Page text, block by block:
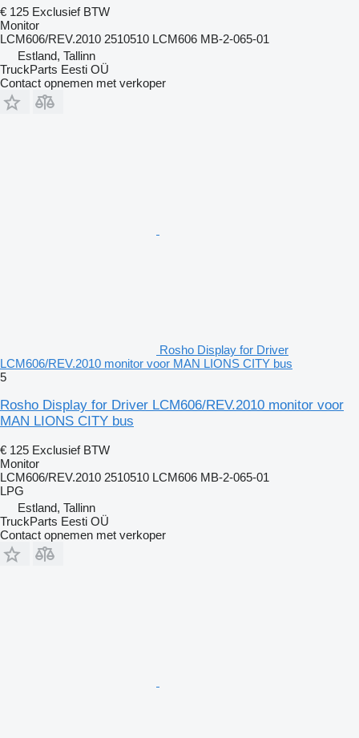
€ 125 Exclusief BTW
Monitor
LCM606/REV.2010 2510510 LCM606 MB-2-065-01
Estland, Tallinn
TruckParts Eesti OÜ
Contact opnemen met verkoper
Rosho Display for Driver
LCM606/REV.2010 monitor voor MAN LIONS CITY bus
5
Rosho Display for Driver LCM606/REV.2010 monitor voor
MAN LIONS CITY bus
€ 125 Exclusief BTW
Monitor
LCM606/REV.2010 2510510 LCM606 MB-2-065-01
LPG
Estland, Tallinn
TruckParts Eesti OÜ
Contact opnemen met verkoper